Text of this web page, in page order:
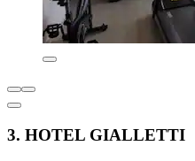
3. HOTEL GIALLETTI